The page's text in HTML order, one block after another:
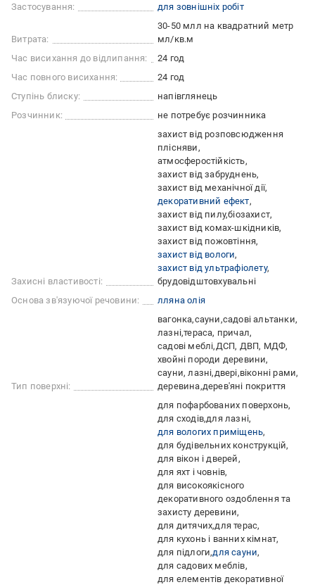
Застосування: для зовнішніх робіт
Витрата:
30-50 млл на квадратний метр
мл/кв.м
Час висихання до відлипання:
24 год
Час повного висихання:
24 год
Ступінь блиску:
напівглянець
Розчинник:
не потребує розчинника
Захисні властивості:
захист від розповсюдження
плісняви
атмосферостійкість
захист від забруднень
захист від механічної дії
декоративний ефект
захист від пилу біозахист
захист від комах-шкідників
захист від пожовтіння
захист від вологи
захист від ультрафіолету
брудовідштовхувальні
Основа зв'язуючої речовини:
лляна олія
Тип поверхні:
вагонка сауни садові альтанки
лазні тераса, причал
садові меблі ДСП, ДВП, МДФ
хвойні породи деревини
сауни, лазні двері віконні рами
деревина дерев'яні покриття
для пофарбованих поверхонь
для сходів для лазні
для вологих приміщень
для будівельних конструкцій
для вікон і дверей
для яхт і човнів
для високоякісного
декоративного оздоблення та
захисту деревини
для дитячих для терас
для кухонь і ванних кімнат
для підлоги для сауни
для садових меблів
для елементів декоративної